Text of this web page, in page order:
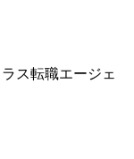
ス転職エージェ